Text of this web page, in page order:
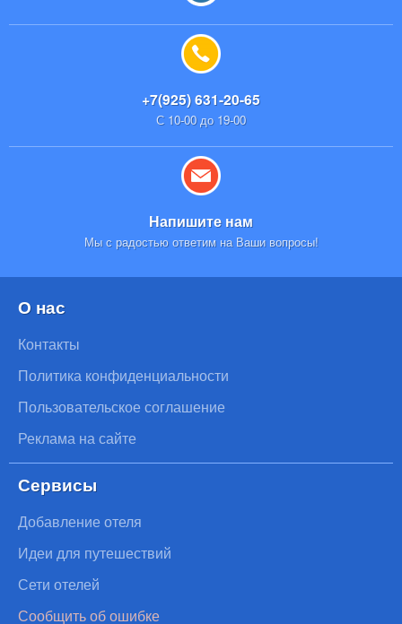
+7(925) 631-20-65
С 10-00 до 19-00
Напишите нам
Мы с радостью ответим на Ваши вопросы!
О нас
Контакты
Политика конфиденциальности
Пользовательское соглашение
Реклама на сайте
Сервисы
Добавление отеля
Идеи для путешествий
Сети отелей
Сообщить об ошибке